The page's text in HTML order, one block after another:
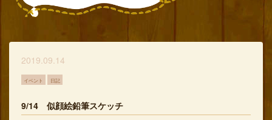
2019.09.14
イベント 日記
9/14 似顔絵鉛筆スケッチ